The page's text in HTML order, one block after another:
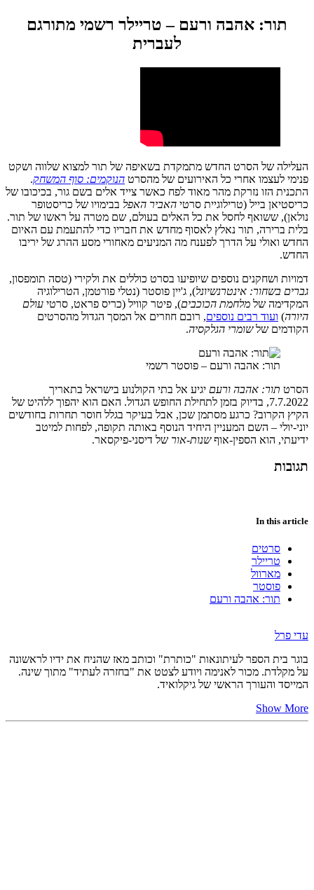
תור: אהבה ורעם – טריילר רשמי מתורגם
לעברית
העלילה של הסרט החדש מתמקדת בשאיפה של תור למצוא שלווה ושקט
פנימי לעצמו אחרי כל האירועים של מהסרט הנוקמים: סוף המשחק.
התכנית הזו נזרקת מהר מאוד לפח כאשר צייד אלים בשם גור, בכיכובו של
כריסטיאן בייל (טרילוגיית סרטי האביר האפל בבימויו של כריסטופר
נולאן), ששואף לחסל את כל האלים בעולם, שם מטרה על ראשו של תור.
בלית ברירה, תור נאלץ לאסוף מחדש את חבריו כדי להתעמת עם האיום
החדש ואולי על הדרך לפענח מה המניעים מאחורי מסע ההרג של יריבו
החדש.
דמויות ושחקנים נוספים שיופיעו בסרט כוללים את ולקירי (טסה תומפסון,
גברים בשחור: אינטרנשיונל), ג'יין פוסטר (נטלי פורטמן, הטרילוגיה
המקדימה של מלחמת הכוכבים), פיטר קוויל (כריס פראט, סרטי עולם
היורה) ועוד רבים נוספים, רובם חוזרים אל המסך הגדול מהסרטים
הקודמים שלשומרי הגלקסיה.
תור: אהבה ורעם – פוסטר רשמי
הסרט תור: אהבה ורעם יגיע אל בתי הקולנוע בישראל בתאריך
7.7.2022, בדיוק בזמן לתחילת החופש הגדול. האם הוא יהפוך ללהיט של
הקיץ הקרוב? כרגע מסתמן שכן, אבל בעיקר בגלל חוסר תחרות בחודשים
יוני-יולי – השם המעניין היחיד הנוסף באותה תקופה, לפחות למיטב
ידיעתי, הוא הספין-אוףשנות-אור של דיסני-פיקסאר.
תגובות
In this article
סרטים
טריילר
מארוול
פוסטר
תור: אהבה ורעם
עדי פרל
בוגר בית הספר לעיתונאות "כותרת" וכותב מאז שהניח את ידיו לראשונה
על מקלדת. מכור לאנימה ויודע לצטט את "בחזרה לעתיד" מתוך שינה.
המייסד והעורך הראשי של גיקלואיד.
Show More